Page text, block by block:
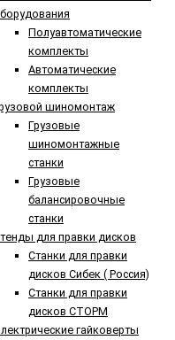
Полуавтоматические
комплекты
Автоматические
комплекты
шиномонтаж
Грузовые
шиномонтажные
станки
Грузовые
балансировочные
станки
для правки дисков
Cтанки для правки
дисков Сибек ( Россия)
Станки для правки
дисков СТОРМ
гайковерты